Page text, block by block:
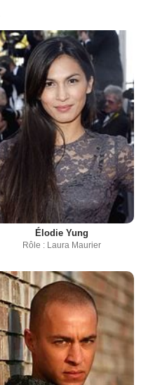
Élodie Yung
Rôle : Laura Maurier